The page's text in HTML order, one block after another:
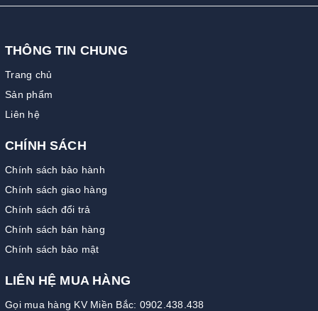
THÔNG TIN CHUNG
Trang chủ
Sản phẩm
Liên hệ
CHÍNH SÁCH
Chính sách bảo hành
Chính sách giao hàng
Chính sách đổi trả
Chính sách bán hàng
Chính sách bảo mật
LIÊN HỆ MUA HÀNG
Gọi mua hàng KV Miền Bắc: 0902.438.438